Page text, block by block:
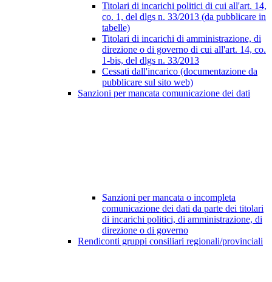
Titolari di incarichi politici di cui all'art. 14,
co. 1, del dlgs n. 33/2013 (da pubblicare in
tabelle)
Titolari di incarichi di amministrazione, di
direzione o di governo di cui all'art. 14, co.
1-bis, del dlgs n. 33/2013
Cessati dall'incarico (documentazione da
pubblicare sul sito web)
Sanzioni per mancata comunicazione dei dati
Sanzioni per mancata o incompleta
comunicazione dei dati da parte dei titolari
di incarichi politici, di amministrazione, di
direzione o di governo
Rendiconti gruppi consiliari regionali/provinciali